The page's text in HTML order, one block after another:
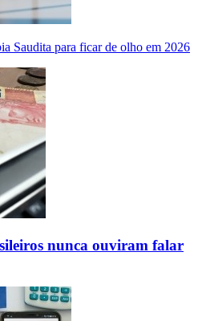
Saudita para ficar de olho em 2026
nunca ouviram falar